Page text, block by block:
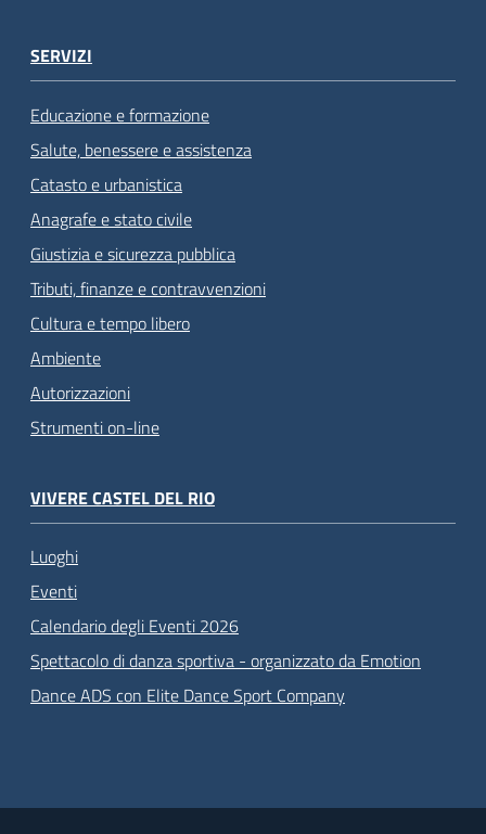
SERVIZI
Educazione e formazione
Salute, benessere e assistenza
Catasto e urbanistica
Anagrafe e stato civile
Giustizia e sicurezza pubblica
Tributi, finanze e contravvenzioni
Cultura e tempo libero
Ambiente
Autorizzazioni
Strumenti on-line
VIVERE CASTEL DEL RIO
Luoghi
Eventi
Calendario degli Eventi 2026
Spettacolo di danza sportiva - organizzato da Emotion
Dance ADS con Elite Dance Sport Company